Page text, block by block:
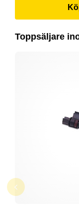
Toppsäljare